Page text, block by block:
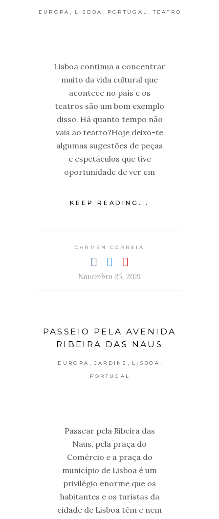
EUROPA LISBOA PORTUGAL TEATRO
Lisboa continua a concentrar
muito da vida cultural que
acontece no país e os
teatros são um bom exemplo
disso. Há quanto tempo não
vais ao teatro?Hoje deixo-te
algumas sugestões de peças
e espetáculos que tive
oportunidade de ver em
KEEP READING...
CARMEN CORREIA
Novembro 25, 2021
PASSEIO PELA AVENIDA
RIBEIRA DAS NAUS
EUROPA JARDINS LISBOA
PORTUGAL
Passear pela Ribeira das
Naus, pela praça do
Comércio e a praça do
município de Lisboa é um
privilégio enorme que os
habitantes e os turistas da
cidade de Lisboa têm e nem